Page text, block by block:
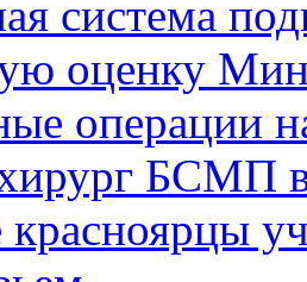
система
оценку
операции
БСМП